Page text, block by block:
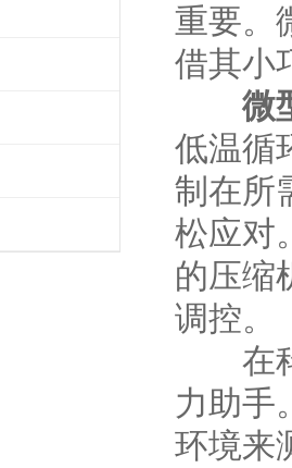
重要。
借其小
微
低温循
制在所
松应对
的压缩
调控。
在科
力助手
环境来